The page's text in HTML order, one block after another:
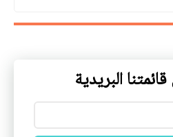
البريدية